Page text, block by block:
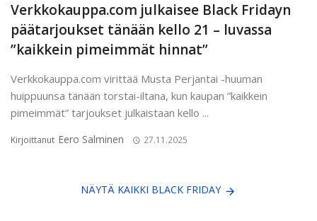
Verkkokauppa.com julkaisee Black Fridayn
päätarjoukset tänään kello 21 – luvassa
”kaikkein pimeimmät hinnat”
Verkkokauppa.com virittää Musta Perjantai -huuman
huippuunsa tänään torstai-iltana, kun kaupan ”kaikkein
pimeimmät” tarjoukset julkaistaan kello ...
Kirjoittanut Eero Salminen 27.11.2025
NÄYTÄ KAIKKI BLACK FRIDAY